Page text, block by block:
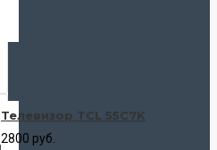
Телевизор TCL 55C7K
2800 руб.